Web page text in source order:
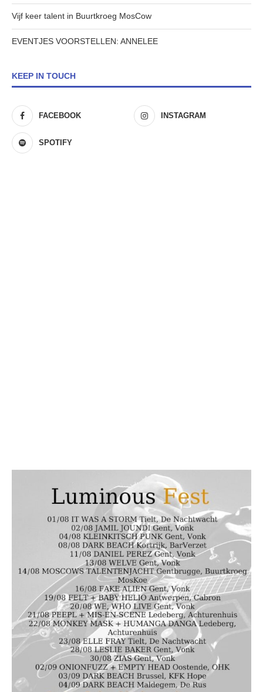
Vijf keer talent in Buurtkroeg MosCow
EVENTJES VOORSTELLEN: ANNELEE
KEEP IN TOUCH
FACEBOOK INSTAGRAM
SPOTIFY